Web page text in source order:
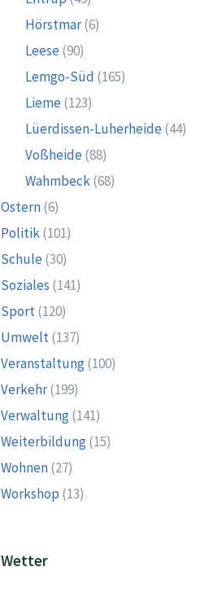
Hörstmar(6)
Leese (90)
Lemgo-Süd (165)
Lieme (123)
Lüerdissen-Luherheide (44)
Voßheide (88)
Wahmbeck(68)
Ostern(6)
Politik(101)
Schule (30)
Soziales (141)
Sport(120)
Umwelt(137)
Veranstaltung(100)
Verkehr(199)
Verwaltung(141)
Weiterbildung(15)
Wohnen(27)
Workshop (13)
Wetter